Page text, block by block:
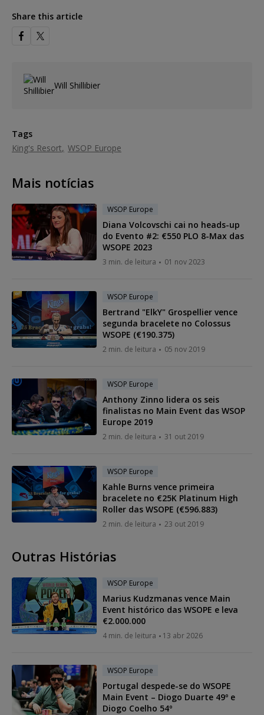
Share this article
Will Shillibier
Tags
King's Resort WSOP Europe
Mais notícias
WSOP Europe
Diana Volcovschi cai no heads-up
do Evento #2: €550 PLO 8-Max das
WSOPE 2023
3 min. de leitura 01 nov 2023
WSOP Europe
Bertrand "ElkY" Grospellier vence
segunda bracelete no Colossus
WSOPE (€190.375)
2 min. de leitura 05 nov 2019
WSOP Europe
Anthony Zinno lidera os seis
finalistas no Main Event das WSOP
Europe 2019
2 min. de leitura 31 out 2019
WSOP Europe
Kahle Burns vence primeira
bracelete no €25K Platinum High
Roller das WSOPE (€596.883)
2 min. de leitura 23 out 2019
Outras Histórias
WSOP Europe
Marius Kudzmanas vence Main
Event histórico das WSOPE e leva
€2.000.000
4 min. de leitura 13 abr 2026
WSOP Europe
Portugal despede-se do WSOPE
Main Event – Diogo Duarte 49º e
Diogo Coelho 54º